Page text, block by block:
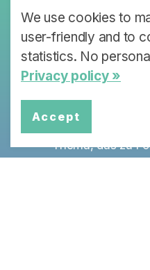
Policy
Dialoge
Jede
Thema, das zu
We use cookies to
user-friendly and to
statistics. No
Privacy policy »
Accept